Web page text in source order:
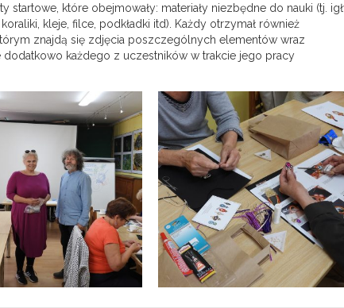
startowe, które obejmowały: materiały niezbędne do nauki (tj.
kleje, filce, podkładki itd). Każdy otrzymał również
znajdą się zdjęcia poszczególnych elementów wraz
każdego z uczestników w trakcie jego pracy